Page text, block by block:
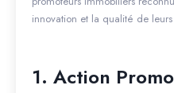
innovation et la qualité de
1. Action